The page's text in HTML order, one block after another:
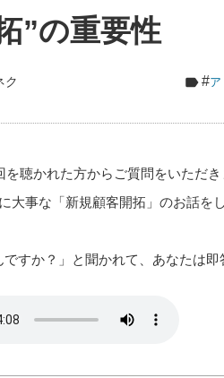
2026.08.5
る経営」の極意
動向(204)
、決めておきたい、知っておきたい、
めの資産管理講座(95)
トル・F・グジバチの『経営戦略の新
会議での「社長の３分間スピーチ」
口ぐせ経営哲学(100)
右腕をつくる 人と組織を動かす(200)
北村森の「今月のヒット商品」
会社を守り抜くた
強い決算書の会社
損益分岐点を下げ
ろ」(149)
銀行交渉はこうし
賃金決定の
顧客・社
門」(23)
”の重要性
ク
#
聴かれた方からご質問をいただき
大事な「新規顧客開拓」のお話をし
すか？」と聞かれて、あなたは即